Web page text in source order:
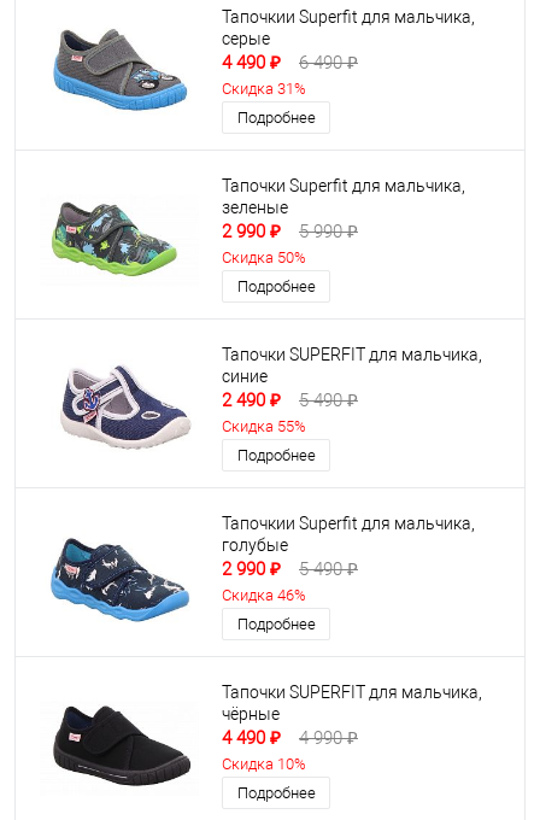
Тапочкии Superfit для мальчика,
серые
4 490 ₽ 6 490 ₽
Скидка 31%
Подробнее
Тапочки Superfit для мальчика,
зеленые
2 990 ₽ 5 990 ₽
Скидка 50%
Подробнее
Тапочки SUPERFIT для мальчика,
синие
2 490 ₽ 5 490 ₽
Скидка 55%
Подробнее
Тапочкии Superfit для мальчика,
голубые
2 990 ₽ 5 490 ₽
Скидка 46%
Подробнее
Тапочки SUPERFIT для мальчика,
чёрные
4 490 ₽ 4 990 ₽
Скидка 10%
Подробнее